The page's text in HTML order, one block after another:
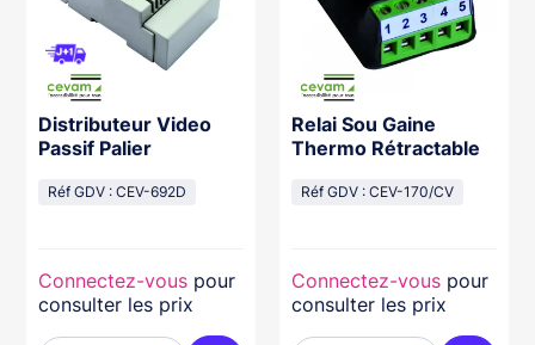
Distributeur Video
Passif Palier
Réf GDV : CEV-692D
Connectez-vous pour
consulter les prix
Relai Sou Gaine
Thermo Rétractable
Réf GDV : CEV-170/CV
Connectez-vous pour
consulter les prix